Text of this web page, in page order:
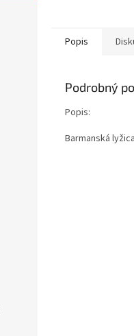
Popis
Podrobný
Popis:
Barmanská